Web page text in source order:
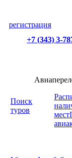
регистрация
+7 (343) 3-
Поиск
туров
мест